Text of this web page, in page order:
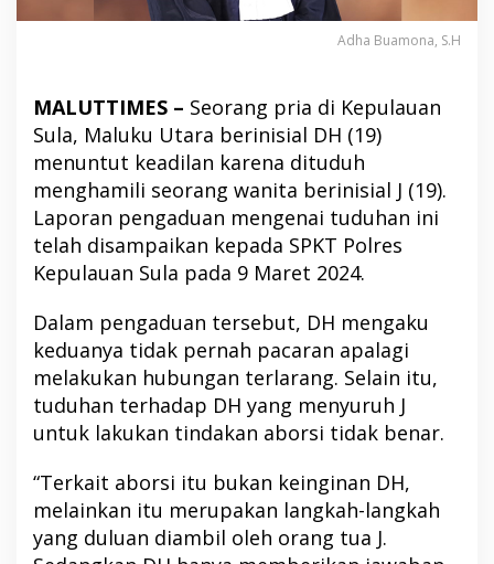
Adha Buamona, S.H
MALUTTIMES – Seorang pria di Kepulauan
Sula, Maluku Utara berinisial DH (19)
menuntut keadilan karena dituduh
menghamili seorang wanita berinisial J (19).
Laporan pengaduan mengenai tuduhan ini
telah disampaikan kepada SPKT Polres
Kepulauan Sula pada 9 Maret 2024.
Dalam pengaduan tersebut, DH mengaku
keduanya tidak pernah pacaran apalagi
melakukan hubungan terlarang. Selain itu,
tuduhan terhadap DH yang menyuruh J
untuk lakukan tindakan aborsi tidak benar.
“Terkait aborsi itu bukan keinginan DH,
melainkan itu merupakan langkah-langkah
yang duluan diambil oleh orang tua J.